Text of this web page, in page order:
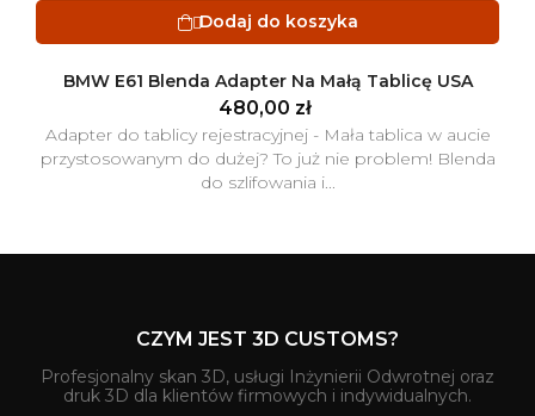
Dodaj do koszyka
BMW E61 Blenda Adapter Na Małą Tablicę USA
480,00 zł
Adapter do tablicy rejestracyjnej - Mała tablica w aucie
przystosowanym do dużej? To już nie problem! Blenda
do szlifowania i...
CZYM JEST 3D CUSTOMS?
Profesjonalny skan 3D, usługi Inżynierii Odwrotnej oraz
druk 3D dla klientów firmowych i indywidualnych.